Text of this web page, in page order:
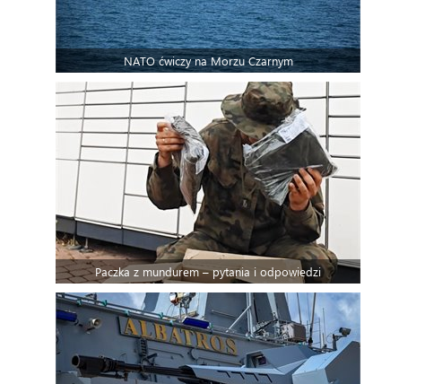
NATO ćwiczy na Morzu Czarnym
Paczka z mundurem – pytania i odpowiedzi